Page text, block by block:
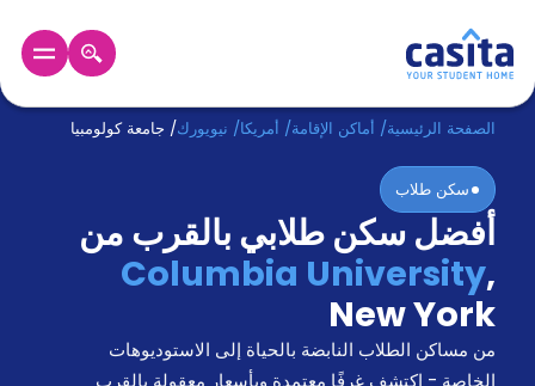
الرئيسية عربي USD
دخول
حجز
السكن
من
نحن؟
المدونة
أخبر
الصفحة الرئيسية/ أماكن الإقامة/ أمريكا/ نيويورك/ جامعة كولومبيا
سكن طلاب
أفضل سكن طلابي بالقرب من
Columbia University,
New York
من مساكن الطلاب النابضة بالحياة إلى الاستوديوهات
الخاصة - اكتشف غرفًا معتمدة وبأسعار معقولة بالقرب